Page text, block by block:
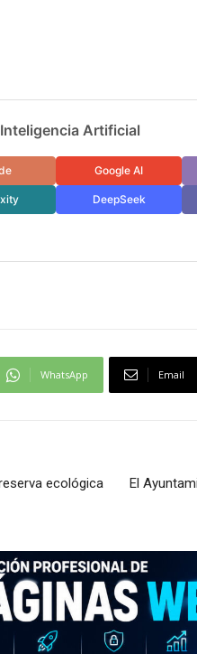
Artificial
Google AI
DeepSeek
WhatsApp Email
ecológica
El